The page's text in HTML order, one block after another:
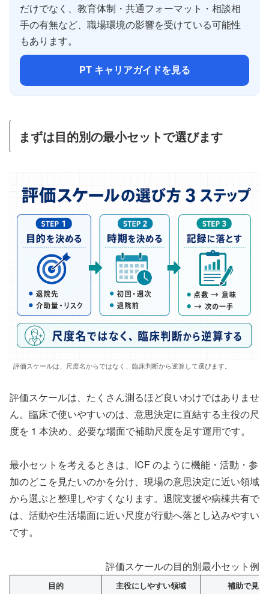
だけでなく、教育体制・共通フォーマット・相談相
手の有無など、職場環境の影響を受けている可能性
もあります。
PT キャリアガイドを見る
まずは目的別の最小セットで選びます
評価スケールは、尺度名からではなく、臨床判断から逆算して選びます。
評価スケールは、たくさん測るほど良いわけではありませ
ん。臨床で使いやすいのは、意思決定に直結する主役の尺
度を 1 本決め、必要な場面で補助尺度を足す運用です。
最小セットを考えるときは、ICF のように機能・活動・参
加のどこを見たいのかを分け、現場の意思決定に近い領域
から選ぶと整理しやすくなります。退院支援や病棟共有で
は、活動や生活場面に近い尺度が行動へ落とし込みやすい
です。
評価スケールの目的別最小セット例
目的 主役にしやすい領域 補助で見る